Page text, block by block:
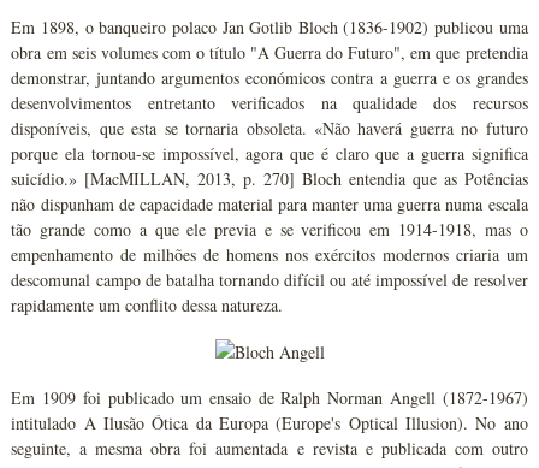
Em 1898, o banqueiro polaco Jan Gotlib Bloch (1836-1902) publicou uma
obra em seis volumes com o título "A Guerra do Futuro", em que pretendia
demonstrar, juntando argumentos económicos contra a guerra e os grandes
desenvolvimentos entretanto verificados na qualidade dos recursos
disponíveis, que esta se tornaria obsoleta. «Não haverá guerra no futuro
porque ela tornou-se impossível, agora que é claro que a guerra significa
suicídio.» [MacMILLAN, 2013, p. 270] Bloch entendia que as Potências
não dispunham de capacidade material para manter uma guerra numa escala
tão grande como a que ele previa e se verificou em 1914-1918, mas o
empenhamento de milhões de homens nos exércitos modernos criaria um
descomunal campo de batalha tornando difícil ou até impossível de resolver
rapidamente um conflito dessa natureza.
Em 1909 foi publicado um ensaio de Ralph Norman Angell (1872-1967)
intitulado A Ilusão Ótica da Europa (Europe's Optical Illusion). No ano
seguinte, a mesma obra foi aumentada e revista e publicada com outro